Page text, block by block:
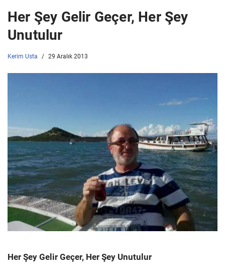
Her Şey Gelir Geçer, Her Şey
Unutulur
Kerim Usta 29 Aralık 2013
Her Şey Gelir Geçer, Her Şey Unutulur